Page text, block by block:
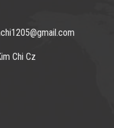
Chi Cz